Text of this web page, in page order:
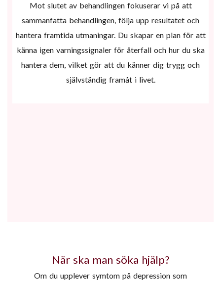
Mot slutet av behandlingen fokuserar vi på att
sammanfatta behandlingen, följa upp resultatet och
hantera framtida utmaningar. Du skapar en plan för att
känna igen varningssignaler för återfall och hur du ska
hantera dem, vilket gör att du känner dig trygg och
självständig framåt i livet.
När ska man söka hjälp?
Om du upplever symtom på depression som